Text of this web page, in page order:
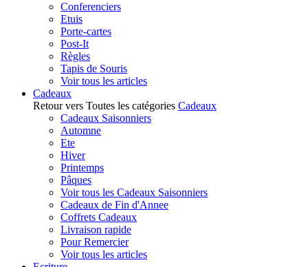
Conferenciers
Etuis
Porte-cartes
Post-It
Règles
Tapis de Souris
Voir tous les articles
Cadeaux
Retour vers Toutes les catégories Cadeaux
Cadeaux Saisonniers
Automne
Ete
Hiver
Printemps
Pâques
Voir tous les Cadeaux Saisonniers
Cadeaux de Fin d'Annee
Coffrets Cadeaux
Livraison rapide
Pour Remercier
Voir tous les articles